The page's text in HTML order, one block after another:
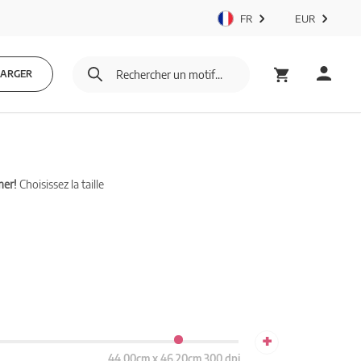
FR EUR
Choisissez la taille
+